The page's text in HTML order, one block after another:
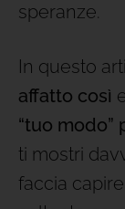
speranze.
In questo
affatto così
“tuo modo”
ti mostri
faccia